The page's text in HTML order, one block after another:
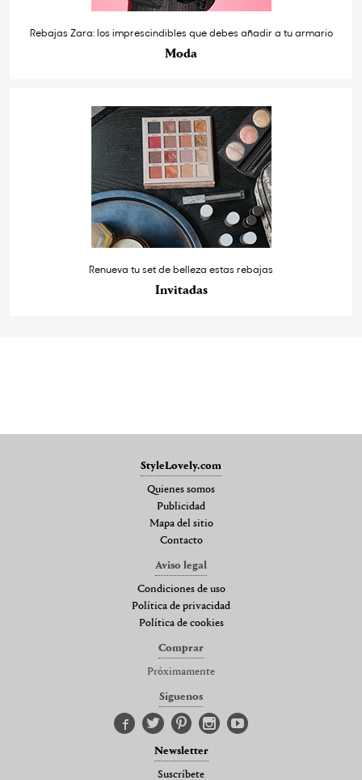
Rebajas Zara: los imprescindibles que debes añadir a tu armario
Moda
Renueva tu set de belleza estas rebajas
Invitadas
StyleLovely.com
Quienes somos
Publicidad
Mapa del sitio
Contacto
Aviso legal
Condiciones de uso
Política de privacidad
Política de cookies
Comprar
Próximamente
Síguenos
Newsletter
Suscríbete